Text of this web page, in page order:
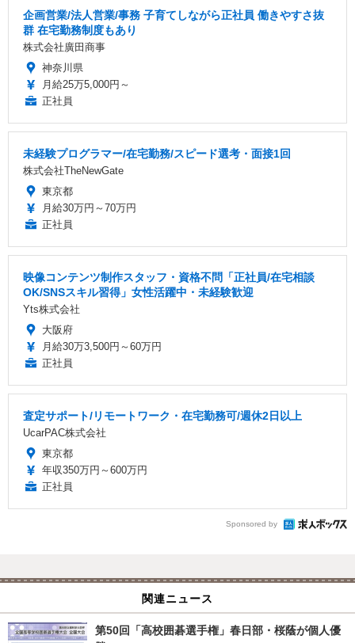
企画営業/法人営業/事務 子育てしながら正社員 働きやすさ抜
群 在宅勤務制度もあり
株式会社廣田商事
神奈川県
月給25万5,000円～
正社員
未経験プログラマー/在宅勤務/スピード選考・面接1回
株式会社TheNewGate
東京都
月給30万円～70万円
正社員
映像コンテンツ制作スタッフ・資格不問「正社員/在宅相談
OK/SNSスキル習得」女性活躍中・未経験歓迎
Yts株式会社
大阪府
月給30万3,500円～60万円
正社員
査定サポート/リモートワーク・在宅勤務可/週休2日以上
UcarPAC株式会社
東京都
年収350万円～600万円
正社員
Sponsored by
関連ニュース
第50回「高校囲碁選手権」春日部・桜蔭が個人優